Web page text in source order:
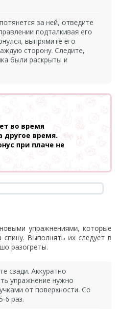
за ней, отведите
подталкивая его
выпрямите его
сторону. Следите,
были раскрыты и
во время
другое время.
при плаче не
упражнениями, которые
Выполнять их следует в
разогреты.
сзади. Аккуратно
упражнение нужно
от поверхности. Со
6 раз.